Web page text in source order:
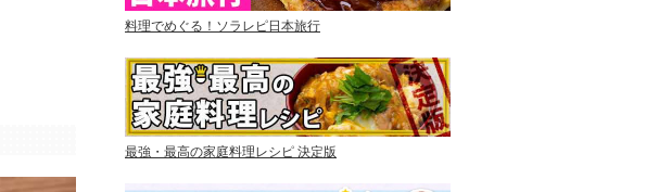
料理でめぐる！ソラレピ日本旅行
最強・最高の家庭料理レシピ 決定版